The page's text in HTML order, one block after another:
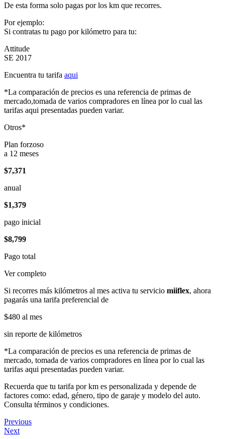
De esta forma solo pagas por los km que recorres.
Por ejemplo:
Si contratas tu pago por kilómetro para tu:
Attitude
SE 2017
Encuentra tu tarifa aqui
*La comparación de precios es una referencia de primas de
mercado,tomada de varios compradores en línea por lo cual las
tarifas aqui presentadas pueden variar.
Otros*
Plan forzoso
a 12 meses
$7,371
anual
$1,379
pago inicial
$8,799
Pago total
Ver completo
Si recorres más kilómetros al mes activa tu servicio miiflex, ahora
pagarás una tarifa preferencial de
$480 al mes
sin reporte de kilómetros
*La comparación de precios es una referencia de primas de
mercado, tomada de varios compradores en línea por lo cual las
tarifas aqui presentadas pueden variar.
Recuerda que tu tarifa por km es personalizada y depende de
factores como: edad, género, tipo de garaje y modelo del auto.
Consulta términos y condiciones.
Previous
Next